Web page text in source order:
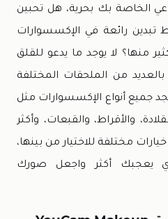
الخاصة بك بحرية، هل تحبين
تبدين رائعة في الإكسسوارات
منها؟ لا يوجد ما يدعو للقلق
من الملحقات المختلفة
جميع أنواع الإكسسوارات مثل
والأقراط، والقبعات، وأكثر
مختلفة للاختيار من بينها،
يعجبك أكثر واجعل صورك